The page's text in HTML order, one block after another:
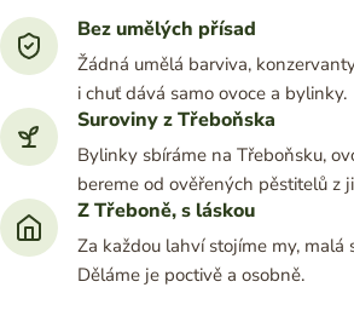
Bez umělých přísad
Žádná umělá barviva,
i chuť dává samo ovoce a bylinky.
Suroviny z Třeboňska
Bylinky sbíráme na Třeboňsku,
bereme od ověřených pěstitelů z
Z Třeboně, s láskou
Za každou lahví stojíme my, malá
Děláme je poctivě a osobně.